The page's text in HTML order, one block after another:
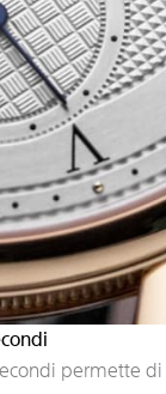
permette